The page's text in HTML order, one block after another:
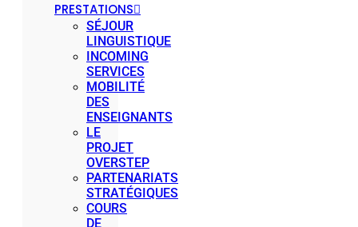
PRESTATIONS
SÉJOUR
LINGUISTIQUE
INCOMING
SERVICES
MOBILITÉ
DES
ENSEIGNANTS
LE
PROJET
OVERSTEP
PARTENARIATS
STRATÉGIQUES
COURS
DE